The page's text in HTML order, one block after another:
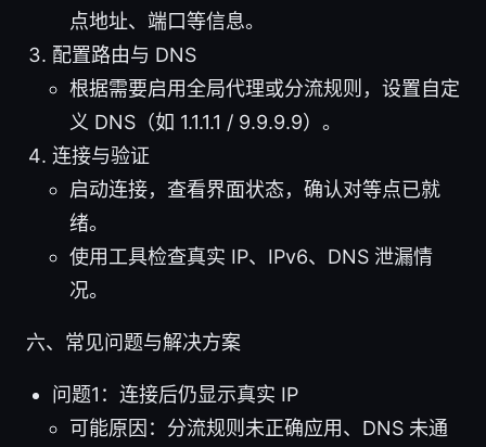
点地址、端口等信息。
配置路由与 DNS
根据需要启用全局代理或分流规则，设置自定
义 DNS（如 1.1.1.1 / 9.9.9.9）。
连接与验证
启动连接，查看界面状态，确认对等点已就
绪。
使用工具检查真实 IP、IPv6、DNS 泄漏情
况。
六、常见问题与解决方案
问题1：连接后仍显示真实 IP
可能原因：分流规则未正确应用、DNS 未通